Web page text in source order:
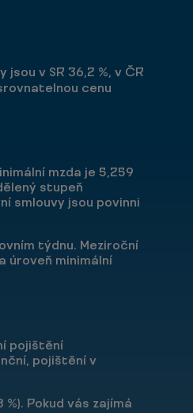
v SR 36,2 %, v ČR
cenu
mzda je 5,259
stupeň
smlouvy jsou povinni
týdnu. Meziroční
úroveň minimální
pojištění
pojištění v
Pokud vás zajímá